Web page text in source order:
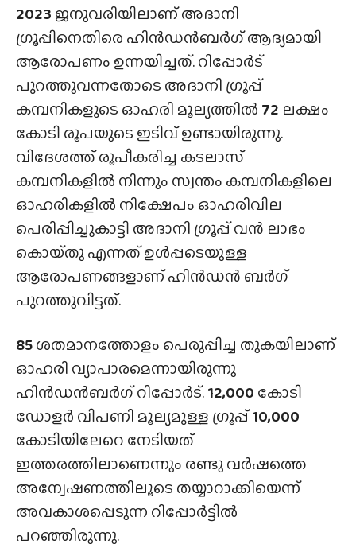
2023 ജനുവരിയിലാണ് അദാനി
ഗ്രൂപ്പിനെതിരെ ഹിൻഡൻബർഗ് ആദ്യമായി
ആരോപണം ഉന്നയിച്ചത്. റിപ്പോർട്
പുറത്തുവന്നതോടെ അദാനി ഗ്രൂപ്പ്
കമ്പനികളുടെ ഓഹരി മൂല്യത്തിൽ 72 ലക്ഷം
കോടി രൂപയുടെ ഇടിവ് ഉണ്ടായിരുന്നു.
വിദേശത്ത് രൂപീകരിച്ച കടലാസ്
കമ്പനികളിൽ നിന്നും സ്വന്തം കമ്പനികളിലെ
ഓഹരികളിൽ നിക്ഷേപം ഓഹരിവില
പെരിപ്പിച്ചുകാട്ടി അദാനി ഗ്രൂപ്പ് വൻ ലാഭം
കൊയ്‌തു എന്നത് ഉൾപ്പടെയുള്ള
ആരോപണങ്ങളാണ് ഹിൻഡൻ ബർഗ്
പുറത്തുവിട്ടത്.
85ശതമാനത്തോളം പെരുപ്പിച്ച തുകയിലാണ്
ഓഹരി വ്യാപാരമെന്നായിരുന്നു
ഹിൻഡൻബർഗ് റിപ്പോർട്.12,000 കോടി
ഡോളർ വിപണി മൂല്യമുള്ള ഗ്രൂപ്പ്10,000
കോടിയിലേറെ നേടിയത്
ഇത്തരത്തിലാണെന്നും രണ്ടു വർഷത്തെ
അന്വേഷണത്തിലൂടെ തയ്യാറാക്കിയെന്ന്
അവകാശപ്പെടുന്ന റിപ്പോർട്ടിൽ
പറഞ്ഞിരുന്നു.